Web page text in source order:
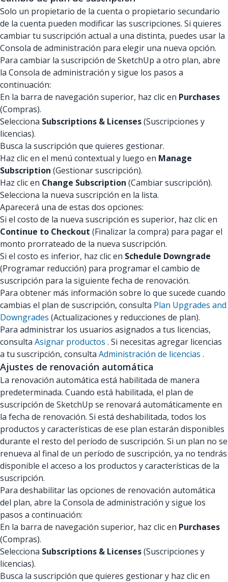
Solo un propietario de la cuenta o propietario secundario
de la cuenta pueden modificar las suscripciones. Si quieres
cambiar tu suscripción actual a una distinta, puedes usar la
Consola de administración para elegir una nueva opción.
Para cambiar la suscripción de SketchUp a otro plan, abre
la Consola de administración y sigue los pasos a
continuación:
En la barra de navegación superior, haz clic en Purchases
(Compras).
Selecciona Subscriptions & Licenses(Suscripciones y
licencias).
Busca la suscripción que quieres gestionar.
Haz clic en el menú contextual y luego en Manage
Subscription (Gestionar suscripción).
Haz clic en Change Subscription (Cambiar suscripción).
Selecciona la nueva suscripción en la lista.
Aparecerá una de estas dos opciones:
Si el costo de la nueva suscripción es superior, haz clic en
Continue to Checkout (Finalizar la compra) para pagar el
monto prorrateado de la nueva suscripción.
Si el costo es inferior, haz clic en Schedule Downgrade
(Programar reducción) para programar el cambio de
suscripción para la siguiente fecha de renovación.
Para obtener más información sobre lo que sucede cuando
cambias el plan de suscripción, consulta Plan Upgrades and
Downgrades (Actualizaciones y reducciones de plan).
Para administrar los usuarios asignados a tus licencias,
consulta Asignar productos . Si necesitas agregar licencias
a tu suscripción, consulta Administración de licencias .
Ajustes de renovación automática
La renovación automática está habilitada de manera
predeterminada. Cuando está habilitada, el plan de
suscripción de SketchUp se renovará automáticamente en
la fecha de renovación. Si está deshabilitada, todos los
productos y características de ese plan estarán disponibles
durante el resto del período de suscripción. Si un plan no se
renueva al final de un período de suscripción, ya no tendrás
disponible el acceso a los productos y características de la
suscripción.
Para deshabilitar las opciones de renovación automática
del plan, abre la Consola de administración y sigue los
pasos a continuación:
En la barra de navegación superior, haz clic en Purchases
(Compras).
Selecciona Subscriptions & Licenses(Suscripciones y
licencias).
Busca la suscripción que quieres gestionar y haz clic en